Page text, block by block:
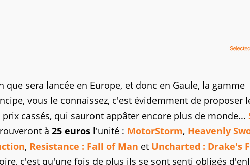
sera lancée en Europe, et donc en Gaule, la gamme
vous le connaissez, c'est évidemment de proposer
cassés, qui sauront appâter encore plus de monde...
à 25 euros l'unité : MotorStorm, Heavenly
, Resistance : Fall of Man et Uncharted : Drake's
c'est qu'une fois de plus ils se sont senti obligés